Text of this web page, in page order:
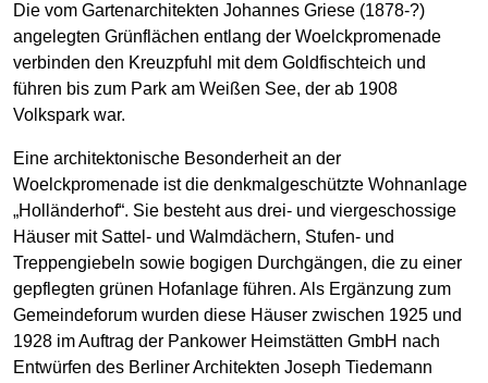
Die vom Gartenarchitekten Johannes Griese (1878-?)
angelegten Grünflächen entlang der Woelckpromenade
verbinden den Kreuzpfuhl mit dem Goldfischteich und
führen bis zum Park am Weißen See, der ab 1908
Volkspark war.
Eine architektonische Besonderheit an der
Woelckpromenade ist die denkmalgeschützte Wohnanlage
„Holländerhof“. Sie besteht aus drei- und viergeschossige
Häuser mit Sattel- und Walmdächern, Stufen- und
Treppengiebeln sowie bogigen Durchgängen, die zu einer
gepflegten grünen Hofanlage führen. Als Ergänzung zum
Gemeindeforum wurden diese Häuser zwischen 1925 und
1928 im Auftrag der Pankower Heimstätten GmbH nach
Entwürfen des Berliner Architekten Joseph Tiedemann